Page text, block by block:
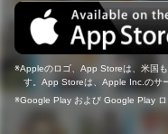
Appleのロゴ、App Storeは、米国
す。App Storeは、Apple Inc.のサ
Google Play および Google Play ロ